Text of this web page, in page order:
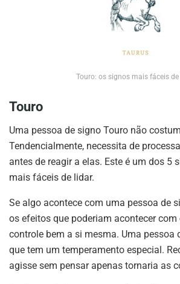
Touro: os signos mais fáceis
Touro
Uma pessoa de signo Touro não
Tendencialmente, necessita de
antes de reagir a elas. Este é um dos 5
mais fáceis de lidar.
Se algo acontece com uma pessoa de
os efeitos que poderiam acontecer com
controle bem a si mesma. Uma pessoa
que tem um temperamento especial.
agisse sem pensar apenas tornaria as